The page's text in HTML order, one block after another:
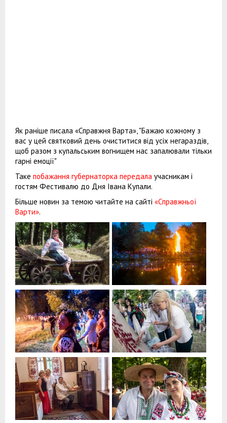
Як раніше писала «Справжня Варта», "Бажаю кожному з
вас у цей святковий день очиститися від усіх негараздів,
щоб разом з купальським вогнищем нас запалювали тільки
гарні емоції"
Таке побажання губернаторка передала учасникам і
гостям Фестивалю до Дня Івана Купали.
Більше новин за темою читайте на сайті «Справжньої
Варти».